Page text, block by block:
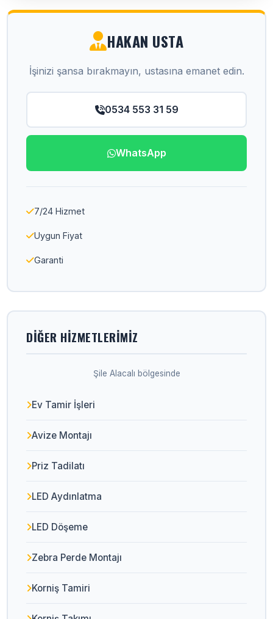
HAKAN USTA
İşinizi şansa bırakmayın, ustasına emanet edin.
0534 553 31 59
WhatsApp
7/24 Hizmet
Uygun Fiyat
Garanti
DIĞER HIZMETLERIMIZ
Şile Alacalı bölgesinde
Ev Tamir İşleri
Avize Montajı
Priz Tadilatı
LED Aydınlatma
LED Döşeme
Zebra Perde Montajı
Korniş Tamiri